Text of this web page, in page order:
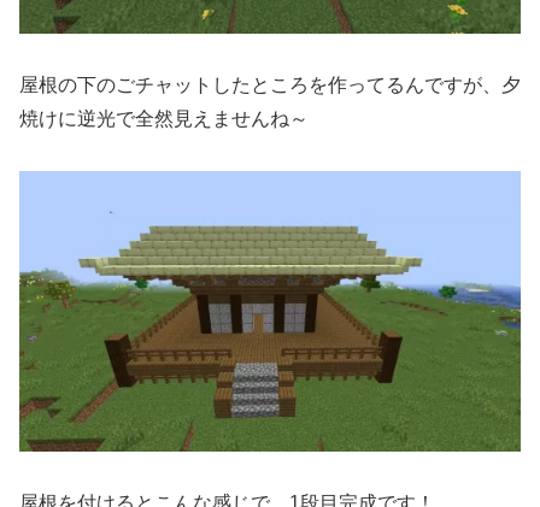
屋根の下のごチャットしたところを作ってるんですが、夕
焼けに逆光で全然見えませんね～